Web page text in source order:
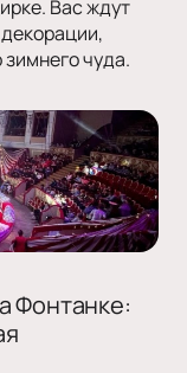
Вас ждут
чуда.
Фонтанке: